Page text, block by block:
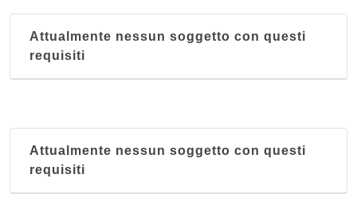
Attualmente nessun soggetto con questi
requisiti
Attualmente nessun soggetto con questi
requisiti